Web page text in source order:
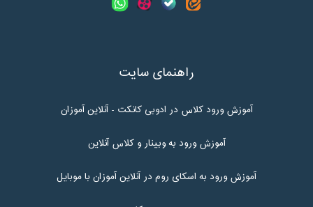
راهنمای سایت
آموزش ورود کلاس در ادوبی کانکت - آنلاین آموزان
آموزش ورود به وبینار و کلاس آنلاین
آموزش ورود به اسکای روم در آنلاین آموزان با موبایل